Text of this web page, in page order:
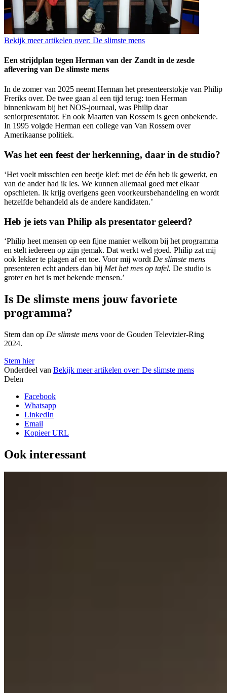
Bekijk meer artikelen over: De slimste mens
Een strijdplan tegen Herman van der Zandt in de zesde
aflevering van De slimste mens
In de zomer van 2025 neemt Herman het presenteerstokje van Philip
Freriks over. De twee gaan al een tijd terug: toen Herman
binnenkwam bij het NOS-journaal, was Philip daar
seniorpresentator. En ook Maarten van Rossem is geen onbekende.
In 1995 volgde Herman een college van Van Rossem over
Amerikaanse politiek.
Was het een feest der herkenning, daar in de studio?
‘Het voelt misschien een beetje klef: met de één heb ik gewerkt, en
van de ander had ik les. We kunnen allemaal goed met elkaar
opschieten. Ik krijg overigens geen voorkeursbehandeling en wordt
hetzelfde behandeld als de andere kandidaten.’
Heb je iets van Philip als presentator geleerd?
‘Philip heet mensen op een fijne manier welkom bij het programma
en stelt iedereen op zijn gemak. Dat werkt wel goed. Philip zat mij
ook lekker te plagen af en toe. Voor mij wordt De slimste mens
presenteren echt anders dan bij Met het mes op tafel. De studio is
groter en het is met bekende mensen.’
Is De slimste mens jouw favoriete
programma?
Stem dan op De slimste mens voor de Gouden Televizier-Ring
2024.
Stem hier
Onderdeel van Bekijk meer artikelen over: De slimste mens
Delen
Facebook
Whatsapp
LinkedIn
Email
Kopieer URL
Ook interessant